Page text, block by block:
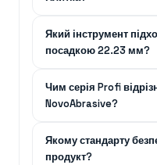
Який інструмент
посадкою 22.23 мм?
Чим серія Profi
NovoAbrasive?
Якому стандарту
продукт?